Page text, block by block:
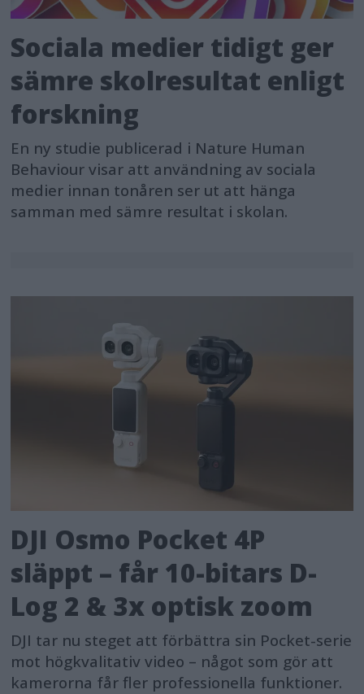
Sociala medier tidigt ger
sämre skolresultat enligt
forskning
En ny studie publicerad i Nature Human
Behaviour visar att användning av sociala
medier innan tonåren ser ut att hänga
samman med sämre resultat i skolan.
DJI Osmo Pocket 4P
släppt – får 10-bitars D-
Log 2 & 3x optisk zoom
DJI tar nu steget att förbättra sin Pocket-serie
mot högkvalitativ video – något som gör att
kamerorna får fler professionella funktioner.